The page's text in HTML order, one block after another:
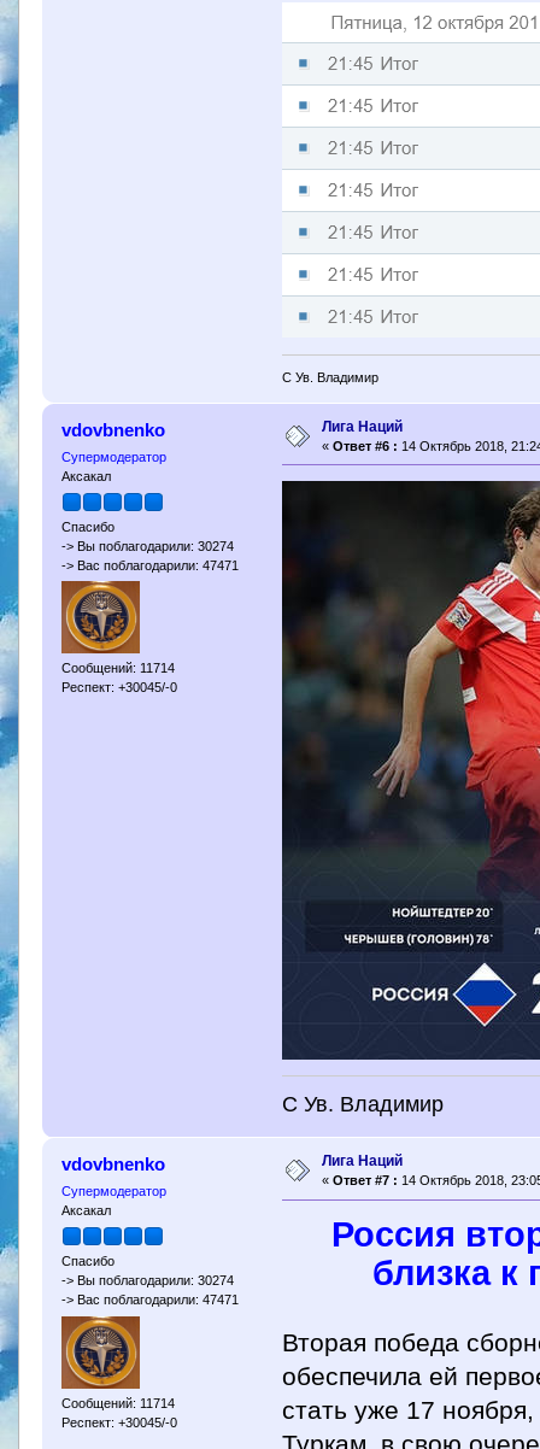
С Ув. Владимир
vdovbnenko
Супермодератор
Аксакал
Спасибо
-> Вы поблагодарили: 30274
-> Вас поблагодарили: 47471
Сообщений: 11714
Респект: +30045/-0
Лига Наций
« Ответ #6 : 14 Октябрь 2018,
С Ув. Владимир
vdovbnenko
Супермодератор
Аксакал
Спасибо
-> Вы поблагодарили: 30274
-> Вас поблагодарили: 47471
Сообщений: 11714
Респект: +30045/-0
Лига Наций
« Ответ #7 : 14 Октябрь 2018,
Россия
близка к
Вторая победа
обеспечила ей
стать уже 17